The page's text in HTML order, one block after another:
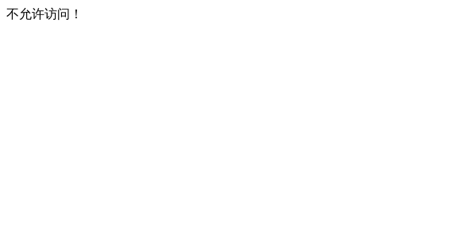
不允许访问！